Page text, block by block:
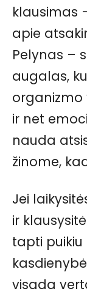
klausimas
apie
Pelynas –
augalas,
organizmo
ir net
nauda
žinome,
Jei
ir
tapti
visada